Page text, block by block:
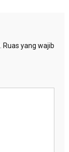
Ruas yang wajib